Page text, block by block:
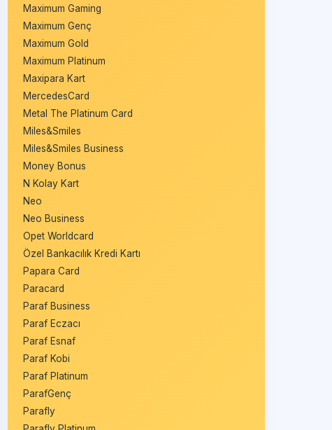
Maximum Gaming
Maximum Genç
Maximum Gold
Maximum Platinum
Maxipara Kart
MercedesCard
Metal The Platinum Card
Miles&Smiles
Miles&Smiles Business
Money Bonus
N Kolay Kart
Neo
Neo Business
Opet Worldcard
Özel Bankacılık Kredi Kartı
Papara Card
Paracard
Paraf Business
Paraf Eczacı
Paraf Esnaf
Paraf Kobi
Paraf Platinum
ParafGenç
Parafly